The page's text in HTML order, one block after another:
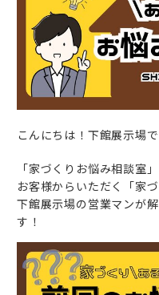
こんにちは！下館展示場
「家づくりお悩み相談室
お客様からいただく「家
下館展示場の営業マンが
す！